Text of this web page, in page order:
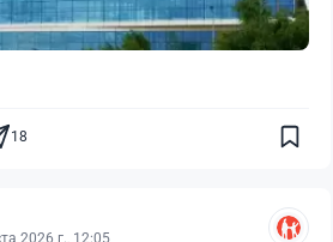
18
2026 г., 12:05